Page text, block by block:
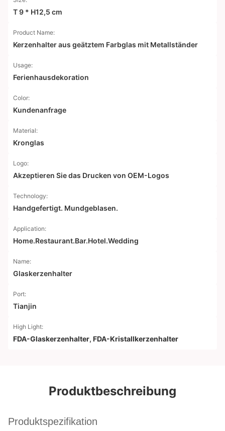
T 9 * H12,5 cm
Product Name:
Kerzenhalter aus geätztem Farbglas mit Metallständer
Usage:
Ferienhausdekoration
Color:
Kundenanfrage
Material:
Kronglas
Logo:
Akzeptieren Sie das Drucken von OEM-Logos
Technology:
Handgefertigt. Mundgeblasen.
Application:
Home.Restaurant.Bar.Hotel.Wedding
Name:
Glaskerzenhalter
Port:
Tianjin
High Light:
FDA-Glaskerzenhalter, FDA-Kristallkerzenhalter
Produktbeschreibung
Produktspezifikation